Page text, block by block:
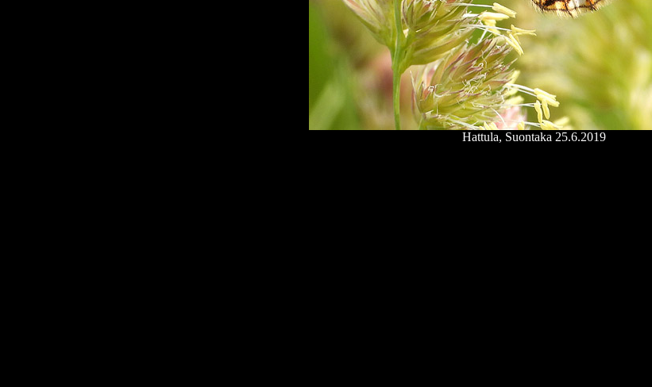
Hattula, Suontaka 25.6.2019